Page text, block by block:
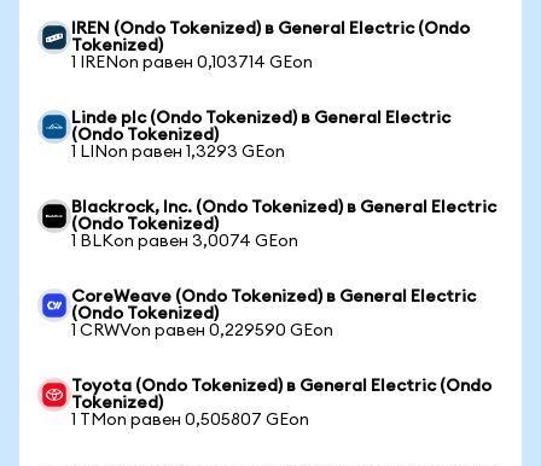
IREN (Ondo Tokenized) в General Electric (Ondo
Tokenized)
1 IRENon равен 0,103714 GEon
Linde plc (Ondo Tokenized) в General Electric
(Ondo Tokenized)
1 LINon равен 1,3293 GEon
Blackrock, Inc. (Ondo Tokenized) в General Electric
(Ondo Tokenized)
1 BLKon равен 3,0074 GEon
CoreWeave (Ondo Tokenized) в General Electric
(Ondo Tokenized)
1 CRWVon равен 0,229590 GEon
Toyota (Ondo Tokenized) в General Electric (Ondo
Tokenized)
1 TMon равен 0,505807 GEon